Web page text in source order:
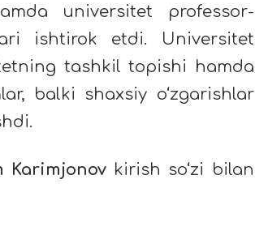
universitet professor-
ishtirok etdi. Universitet
tashkil topishi hamda
balki shaxsiy o‘zgarishlar
Karimjonov kirish so‘zi bilan